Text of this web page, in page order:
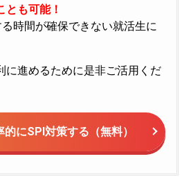
とも可能！
時間が確保できない就活生に
に進めるために是非ご活用くだ
にSPI対策する（無料）